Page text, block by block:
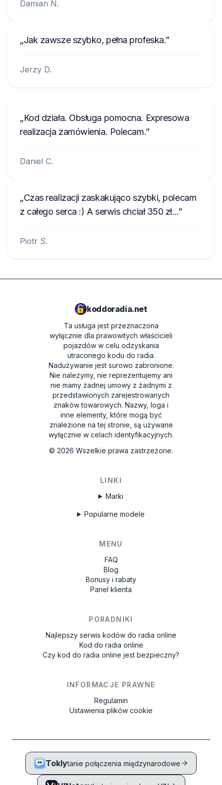
Damian N.
Jak zawsze szybko, pełna profeska.
Jerzy D.
Kod działa. Obsługa pomocna. Expresowa
realizacja zamówienia. Polecam.
Daniel C.
Czas realizacji zaskakująco szybki, polecam
z całego serca :) A serwis chciał 350 zł...
Piotr S.
koddoradia.net
Ta usługa jest przeznaczona
wyłącznie dla prawowitych właścicieli
pojazdów w celu odzyskania
utraconego kodu do radia.
Nadużywanie jest surowo zabronione.
Nie należymy, nie reprezentujemy ani
nie mamy żadnej umowy z żadnymi z
przedstawionych zarejestrowanych
znaków towarowych. Nazwy, loga i
inne elementy, które mogą być
znalezione na tej stronie, są używane
wyłącznie w celach identyfikacyjnych.
© 2026 Wszelkie prawa zastrzeżone.
LINKI
Marki
Popularne modele
MENU
FAQ
Blog
Bonusy i rabaty
Panel klienta
PORADNIKI
Najlepszy serwis kodów do radia online
Kod do radia online
Czy kod do radia online jest bezpieczny?
INFORMACJE PRAWNE
Regulamin
Ustawienia plików cookie
Toklytanie połączenia międzynarodowe